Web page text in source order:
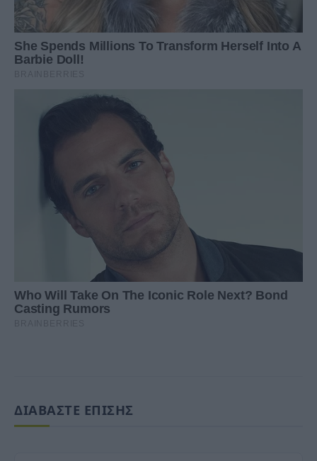
ΔΙΑΒΑΣΤΕ ΕΠΙΣΗΣ